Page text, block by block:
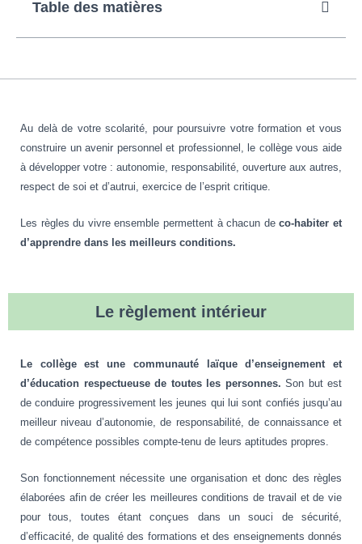
Table des matières
Au delà de votre scolarité, pour poursuivre votre formation et vous
construire un avenir personnel et professionnel, le collège vous aide
à développer votre : autonomie, responsabilité, ouverture aux autres,
respect de soi et d’autrui, exercice de l’esprit critique.
Les règles du vivre ensemble permettent à chacun deco-habiter et
d’apprendre dans les meilleurs conditions.
Le règlement intérieur
Le collège est une communauté laïqued’enseignement et
d’éducation respectueuse de toutes les personnes. Son but est
de conduire progressivement les jeunes qui lui sont confiés jusqu’au
meilleur niveau d’autonomie, de responsabilité, de connaissance et
de compétence possibles compte-tenu de leurs aptitudes propres.
Son fonctionnement nécessite une organisation et donc des règles
élaborées afin de créer les meilleures conditions de travail et de vie
pour tous, toutes étant conçues dans un souci de sécurité,
d’efficacité, de qualité des formations et des enseignements donnés